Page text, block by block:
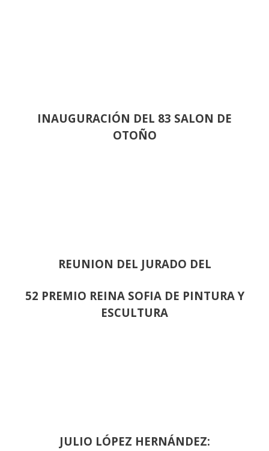
INAUGURACIÓN DEL 83 SALON DE
OTOÑO
REUNION DEL JURADO DEL
52 PREMIO REINA SOFIA DE PINTURA Y
ESCULTURA
JULIO LÓPEZ HERNÁNDEZ: